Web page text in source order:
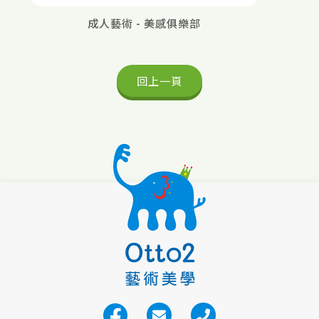
成人藝術 - 美感俱樂部
回上一頁